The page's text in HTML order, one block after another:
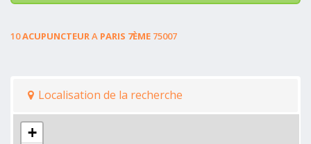
10ACUPUNCTEURA PARIS 7ÈME 75007
Localisation de la recherche
+